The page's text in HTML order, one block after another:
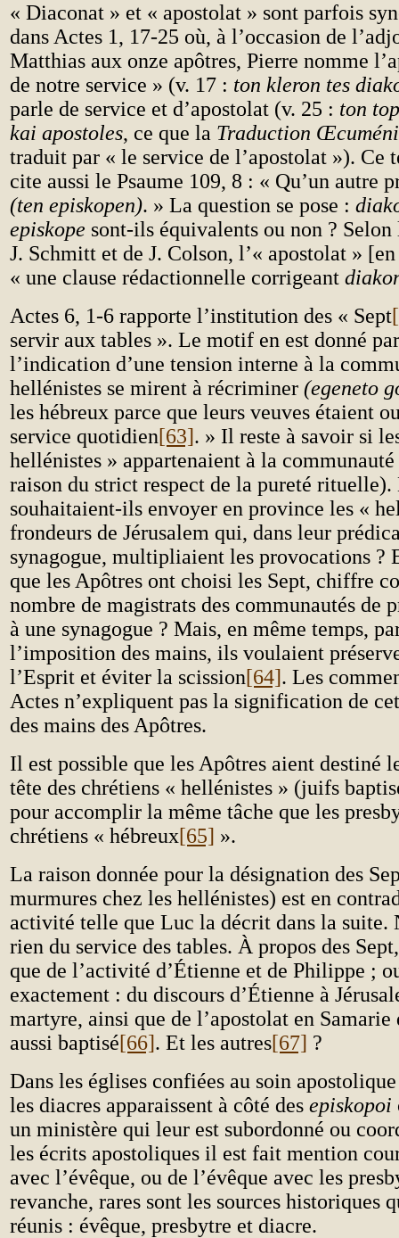
« Diaconat » et « apostolat » sont parfois
dans Actes 1, 17-25 où, à l’occasion de
Matthias aux onze apôtres, Pierre nomme
de notre service » (v. 17 : ton kleron tes
parle de service et d’apostolat (v. 25 : ton
kai apostoles, ce que la Traduction
traduit par « le service de l’apostolat »). Ce
cite aussi le Psaume 109, 8 : « Qu’un autre
(ten episkopen). » La question se pose :
episkope sont-ils équivalents ou non ?
J. Schmitt et de J. Colson, l’« apostolat »
« une clause rédactionnelle corrigeant
Actes 6, 1-6 rapporte l’institution des « Sept
servir aux tables ». Le motif en est donné
l’indication d’une tension interne à la
hellénistes se mirent à récriminer (egeneto
les hébreux parce que leurs veuves étaient
service quotidien[63]. » Il reste à savoir si
hellénistes » appartenaient à la
raison du strict respect de la pureté rituelle).
souhaitaient-ils envoyer en province les «
frondeurs de Jérusalem qui, dans leur
synagogue, multipliaient les provocations ?
que les Apôtres ont choisi les Sept, chiffre
nombre de magistrats des communautés de
à une synagogue ? Mais, en même temps,
l’imposition des mains, ils voulaient
l’Esprit et éviter la scission[64]. Les
Actes n’expliquent pas la signification de
des mains des Apôtres.
Il est possible que les Apôtres aient destiné
tête des chrétiens « hellénistes » (juifs
pour accomplir la même tâche que les
chrétiens « hébreux[65] ».
La raison donnée pour la désignation des
murmures chez les hellénistes) est en
activité telle que Luc la décrit dans la suite.
rien du service des tables. À propos des
que de l’activité d’Étienne et de Philippe ;
exactement : du discours d’Étienne à
martyre, ainsi que de l’apostolat en
aussi baptisé[66]. Et les autres[67] ?
Dans les églises confiées au soin
les diacres apparaissent à côté des episkopoi
un ministère qui leur est subordonné ou
les écrits apostoliques il est fait mention
avec l’évêque, ou de l’évêque avec les
revanche, rares sont les sources historiques
réunis : évêque, presbytre et diacre.